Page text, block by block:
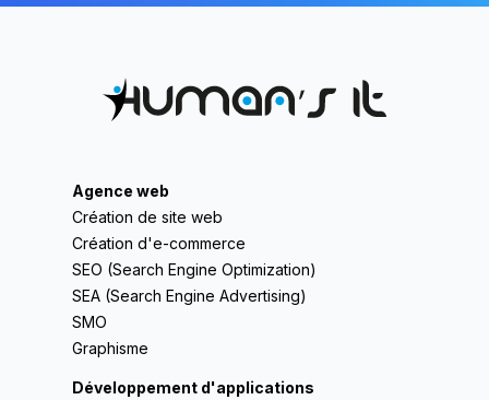
Agence web
Création de site web
Création d'e-commerce
SEO (Search Engine Optimization)
SEA (Search Engine Advertising)
SMO
Graphisme
Développement d'applications